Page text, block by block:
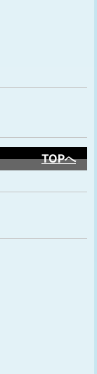
TOPへ